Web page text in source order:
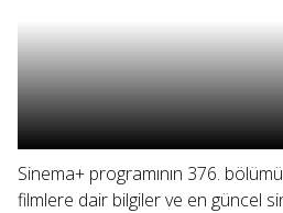
Sinema+ programının 376.
filmlere dair bilgiler ve en güncel